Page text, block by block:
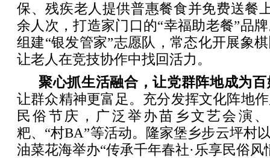
保、残疾老人提供普惠餐食并免费送餐
余人次，打造家门口的“幸福助老餐”品
组建“银发管家”志愿队，常态化开展象
让老人在竞技协作中找回活力。
聚心抓生活融合，让党群阵地成为
让群众精神更富足。充分发挥文化阵地
民俗节庆，广泛举办苗乡文艺会演
粑、“村BA”等活动。隆家堡乡步云坪村
油菜花海举办“传承千年春社·乐享民俗